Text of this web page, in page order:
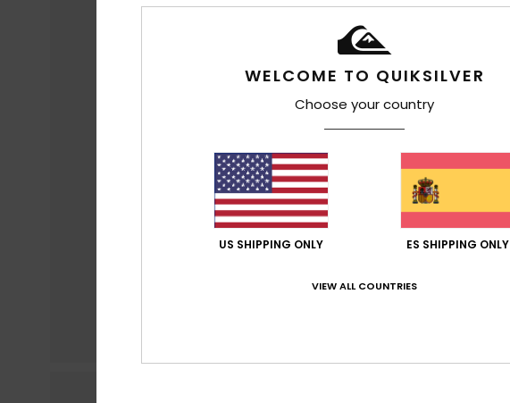
WELCOME TO QUIKSILVER
Choose your country
US SHIPPING ONLY ES SHIPPING ONLY
VIEW ALL COUNTRIES